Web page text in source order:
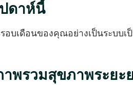
ดาห์นี้
อบเดือนของคุณอย่างเป็นระบ
าพรวมสุขภาพระย